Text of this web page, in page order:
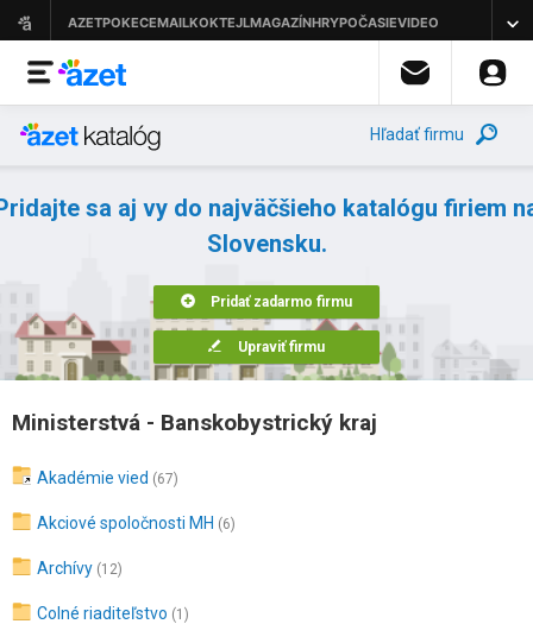
Hľadať firmu
sa aj vy do najväčšieho katalógu firiem
Slovensku.
Pridať zadarmo firmu
Upraviť firmu
Ministerstvá - Banskobystrický kraj
Akadémie vied (67)
Akciové spoločnosti MH (6)
Archívy (12)
Colné riaditeľstvo (1)